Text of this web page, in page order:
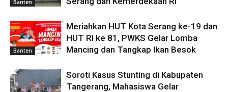
Banten
Banten
Meriahkan HUT Kota Serang ke-19 dan
HUT RI ke 81, PWKS Gelar Lomba
Mancing dan Tangkap Ikan Besok
Soroti Kasus Stunting di Kabupaten
Tangerang, Mahasiswa Gelar